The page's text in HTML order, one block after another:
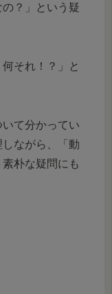
の？」という疑
それ！？」と
て分かってい
ながら、「動
朴な疑問にも